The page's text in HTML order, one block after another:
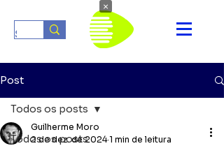
Post
Todos os posts
Todos os posts
Guilherme Moro
2 de dez. de 2024 1 min de leitura
×